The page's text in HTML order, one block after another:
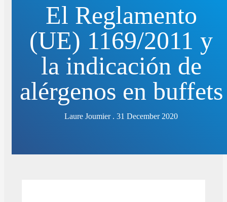
El Reglamento
(UE) 1169/2011 y
la indicación de
alérgenos en buffets
Laure Joumier . 31 December 2020